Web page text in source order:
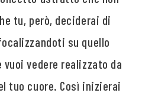
tu, però, deciderai di
su quello
vedere realizzato da
tuo cuore. Così inizierai